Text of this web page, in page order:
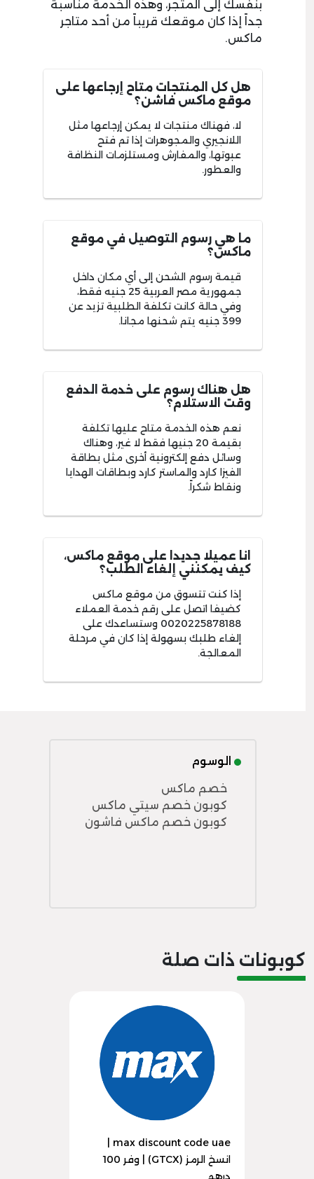
بنفسك إلى المتجر، وهذه الخدمة مناسبة
جداً إذا كان موقعك قريباً من أحد متاجر
ماكس.
هل كل المنتجات متاح إرجاعها على
موقع ماكس فاشن؟
لا، فهناك منتجات لا يمكن إرجاعها مثل
اللانجيري والمجوهرات إذا تم فتح
عبوتها، والمفارش ومستلزمات النظافة
والعطور.
ما هي رسوم التوصيل في موقع
ماكس؟
قيمة رسوم الشحن إلى أي مكان داخل
جمهورية مصر العربية 25 جنيه فقط،
وفي حالة كانت تكلفة الطلبية تزيد عن
399 جنيه يتم شحنها مجانا.
هل هناك رسوم على خدمة الدفع
وقت الاستلام؟
نعم هذه الخدمة متاح عليها تكلفة
بقيمة 20 جنيها فقط لا غير، وهناك
وسائل دفع إلكترونية أخرى مثل بطاقة
الفيزا كارد والماستر كارد وبطاقات الهدايا
ونقاط شكراً.
انا عميلا جديدا على موقع ماكس،
كيف يمكنني إلغاء الطلب؟
إذا كنت تتسوق من موقع ماكس
كضيفا اتصل على رقم خدمة العملاء
0020225878188 وستساعدك على
إلغاء طلبك بسهولة إذا كان في مرحلة
المعالجة.
الوسوم
خصم ماكس
كوبون خصم سيتي ماكس
كوبون خصم ماكس فاشون
كوبونات ذات صلة
انسخ الرمز (GTCX) | وفر 100
درهم